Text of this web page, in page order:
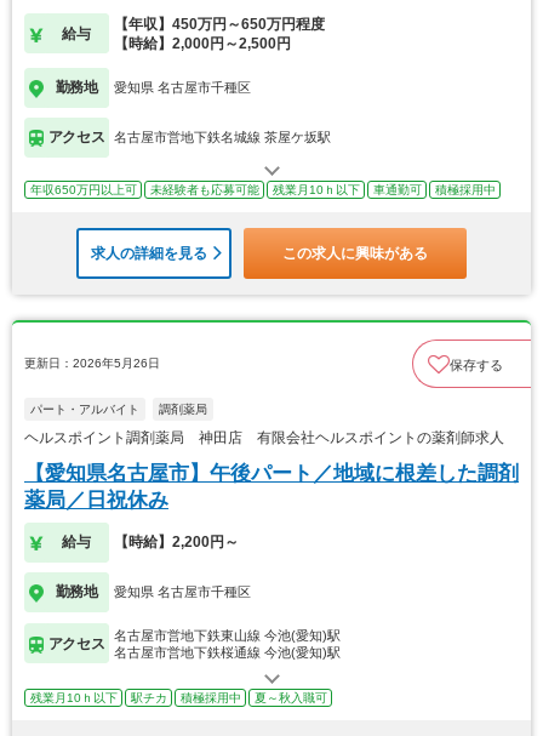
給与
【年収】450万円～650万円程度
【時給】2,000円～2,500円
勤務地 愛知県 名古屋市千種区
アクセス 名古屋市営地下鉄名城線 茶屋ケ坂駅
年収650万円以上可 未経験者も応募可能 残業月10ｈ以下 車通勤可 積極採用中
求人の詳細を見る この求人に興味がある
更新日：2026年5月26日 保存する
パート・アルバイト 調剤薬局
ヘルスポイント調剤薬局 神田店 有限会社ヘルスポイントの薬剤師求人
【愛知県名古屋市】午後パート／地域に根差した調剤
薬局／日祝休み
給与 【時給】2,200円～
勤務地 愛知県 名古屋市千種区
アクセス
名古屋市営地下鉄東山線 今池(愛知)駅
名古屋市営地下鉄桜通線 今池(愛知)駅
残業月10ｈ以下 駅チカ 積極採用中 夏～秋入職可